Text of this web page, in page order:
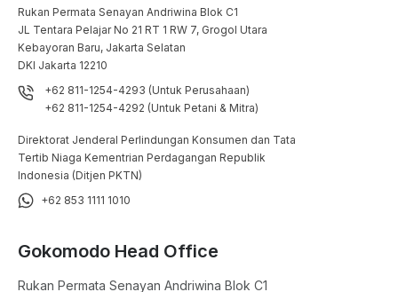
Rukan Permata Senayan Andriwina Blok C1
JL Tentara Pelajar No 21 RT 1 RW 7, Grogol Utara
Kebayoran Baru, Jakarta Selatan
DKI Jakarta 12210
+62 811-1254-4293 (Untuk Perusahaan)
+62 811-1254-4292 (Untuk Petani & Mitra)
Direktorat Jenderal Perlindungan Konsumen dan Tata
Tertib Niaga Kementrian Perdagangan Republik
Indonesia (Ditjen PKTN)
+62 853 1111 1010
Gokomodo Head Office
Rukan Permata Senayan Andriwina Blok C1